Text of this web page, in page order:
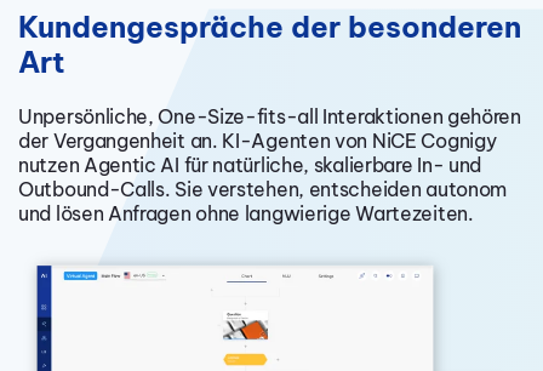
Kundengespräche der besonderen
Art
Unpersönliche, One-Size-fits-all Interaktionen gehören
der Vergangenheit an. KI-Agenten von NiCE Cognigy
nutzen Agentic AI für natürliche, skalierbare In- und
Outbound-Calls. Sie verstehen, entscheiden autonom
und lösen Anfragen ohne langwierige Wartezeiten.